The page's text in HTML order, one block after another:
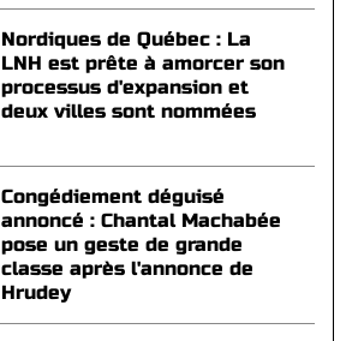
Nordiques de Québec : La
LNH est prête à amorcer son
processus d'expansion et
deux villes sont nommées
Congédiement déguisé
annoncé : Chantal Machabée
pose un geste de grande
classe après l'annonce de
Hrudey